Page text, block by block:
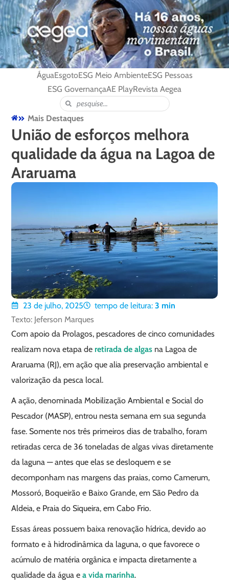
ÁguaEsgotoESG Meio AmbienteESG Pessoas
ESG GovernançaAE PlayRevista Aegea
Mais Destaques
União de esforços melhora
qualidade da água na Lagoa de
Araruama
23 de julho, 2025 tempo de leitura: 3 min
Texto: Jeferson Marques
Com apoio da Prolagos, pescadores de cinco comunidades
realizam nova etapa de retirada de algas na Lagoa de
Araruama (RJ), em ação que alia preservação ambiental e
valorização da pesca local.
A ação, denominada Mobilização Ambiental e Social do
Pescador (MASP), entrou nesta semana em sua segunda
fase. Somente nos três primeiros dias de trabalho, foram
retiradas cerca de 36 toneladas de algas vivas diretamente
da laguna — antes que elas se desloquem e se
decomponham nas margens das praias, como Camerum,
Mossoró, Boqueirão e Baixo Grande, em São Pedro da
Aldeia, e Praia do Siqueira, em Cabo Frio.
Essas áreas possuem baixa renovação hídrica, devido ao
formato e à hidrodinâmica da laguna, o que favorece o
acúmulo de matéria orgânica e impacta diretamente a
qualidade da água ea vida marinha.